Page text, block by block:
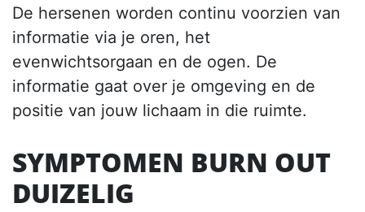
De hersenen worden continu voorzien van
informatie via je oren, het
evenwichtsorgaan en de ogen. De
informatie gaat over je omgeving en de
positie van jouw lichaam in die ruimte.
SYMPTOMEN BURN OUT
DUIZELIG